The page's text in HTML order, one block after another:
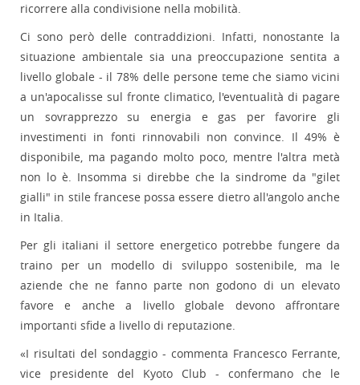
ricorrere alla condivisione nella mobilità.
Ci sono però delle contraddizioni. Infatti, nonostante la
situazione ambientale sia una preoccupazione sentita a
livello globale - il 78% delle persone teme che siamo vicini
a un'apocalisse sul fronte climatico, l'eventualità di pagare
un sovrapprezzo su energia e gas per favorire gli
investimenti in fonti rinnovabili non convince. Il 49% è
disponibile, ma pagando molto poco, mentre l'altra metà
non lo è. Insomma si direbbe che la sindrome da "gilet
gialli" in stile francese possa essere dietro all'angolo anche
in Italia.
Per gli italiani il settore energetico potrebbe fungere da
traino per un modello di sviluppo sostenibile, ma le
aziende che ne fanno parte non godono di un elevato
favore e anche a livello globale devono affrontare
importanti sfide a livello di reputazione.
«I risultati del sondaggio - commenta Francesco Ferrante,
vice presidente del Kyoto Club - confermano che le